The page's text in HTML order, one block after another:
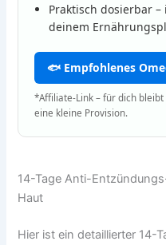
Praktisch dosierbar
deinem
🐟 Empfohlenes
*Affiliate-Link – für dich
eine kleine Provision.
14-Tage Anti-
Haut
Hier ist ein detaillierter 14-